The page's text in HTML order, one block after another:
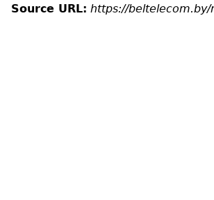
Source URL: https://beltelecom.by/